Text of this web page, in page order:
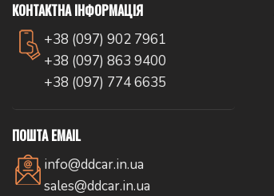
КОНТАКТНА ІНФОРМАЦІЯ
+38 (097) 902 7961
+38 (097) 863 9400
+38 (097) 774 6635
ПОШТА EMAIL
info@ddcar.in.ua
sales@ddcar.in.ua